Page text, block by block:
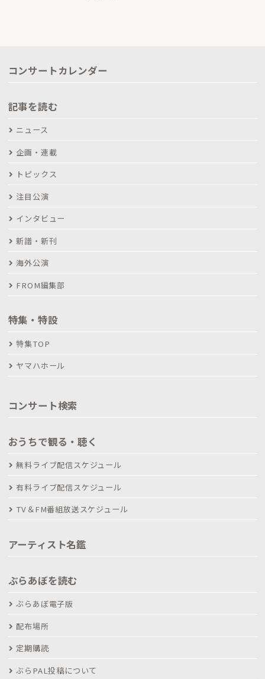
コンサートカレンダー
記事を読む
ニュース
企画・連載
トピックス
注目公演
インタビュー
新譜・新刊
海外公演
FROM編集部
特集・特設
特集TOP
ヤマハホール
コンサート検索
おうちで観る・聴く
無料ライブ配信スケジュール
有料ライブ配信スケジュール
TV＆FM番組放送スケジュール
アーティスト名鑑
ぶらあぼを読む
ぶらあぼ電子版
配布場所
定期購読
ぶらPAL投稿について